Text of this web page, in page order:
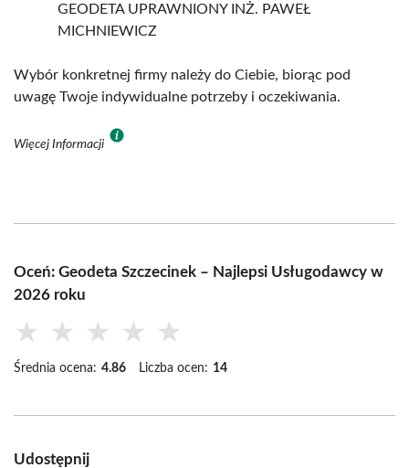
GEODETA UPRAWNIONY INŻ. PAWEŁ
MICHNIEWICZ
Wybór konkretnej firmy należy do Ciebie, biorąc pod
uwagę Twoje indywidualne potrzeby i oczekiwania.
Więcej Informacji
Oceń: Geodeta Szczecinek – Najlepsi Usługodawcy w
2026 roku
★ ★ ★ ★ ★
Średnia ocena: 4.86 Liczba ocen: 14
Udostępnij